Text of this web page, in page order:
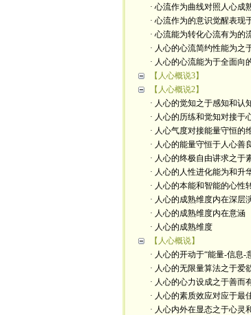
· 心流作为曲线对照人心成
· 心流作为的意识觉醒表现
· 心流能为转化心流有为的
· 人心的心流简约性能为之
· 人心的心流能为于全面向
【人心概说3】
【人心概说2】
· 人心的觉知之于感知和认
· 人心的历练和觉知对接于
· 人心气度对接能量守恒的
· 人心的能量守恒于人心善
· 人心的终极自由讲求之于
· 人心的人性进化能为和升
· 人心的本能和智能的心性
· 人心的成熟维度内在深层
· 人心的成熟维度内在意涵
· 人心的成熟维度
【人心概说】
· 人心的开动于“能量-信息-
· 人心的无限量算法之于爱
· 人心的心力设成之于善而
· 人心的素质效应对应于最
· 人心内外在显态之于心灵